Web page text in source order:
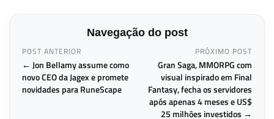
Navegação do post
POST ANTERIOR
← Jon Bellamy assume como
novo CEO da Jagex e promete
novidades para RuneScape
PRÓXIMO POST
Gran Saga, MMORPG com
visual inspirado em Final
Fantasy, fecha os servidores
após apenas 4 meses e US$
25 milhões investidos →